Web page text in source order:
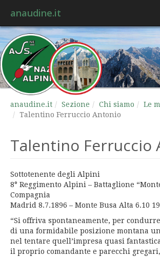
anaudine.it
anaudine.it Sezione Chi siamo
Le
Talentino Ferruccio Antonio
Talentino Ferruccio
Sottotenente degli Alpini
8° Reggimento Alpini – Battaglione
Compagnia
Madrid 8.7.1896 – Monte Busa Alta 6.10
“Si offriva spontaneamente, per
di una formidabile posizione montana
nel tentare quell’impresa quasi
il proprio comandante e parecchi